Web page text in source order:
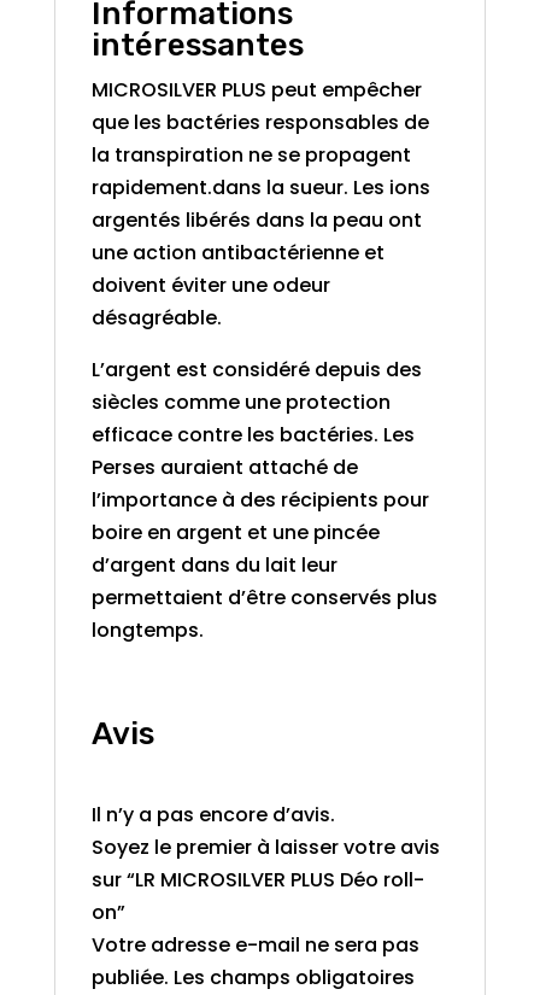
Informations
intéressantes
MICROSILVER PLUS peut empêcher
que les bactéries responsables de
la transpiration ne se propagent
rapidement.dans la sueur. Les ions
argentés libérés dans la peau ont
une action antibactérienne et
doivent éviter une odeur
désagréable.
L’argent est considéré depuis des
siècles comme une protection
efficace contre les bactéries. Les
Perses auraient attaché de
l’importance à des récipients pour
boire en argent et une pincée
d’argent dans du lait leur
permettaient d’être conservés plus
longtemps.
Avis
Il n’y a pas encore d’avis.
Soyez le premier à laisser votre avis
sur “LR MICROSILVER PLUS Déo roll-
on”
Votre adresse e-mail ne sera pas
publiée. Les champs obligatoires